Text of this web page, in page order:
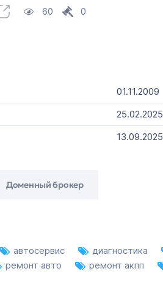
60 0
01.11.2009
25.02.2025
13.09.2025
Доменный брокер
автосервис диагностика
ремонт авто ремонт акпп